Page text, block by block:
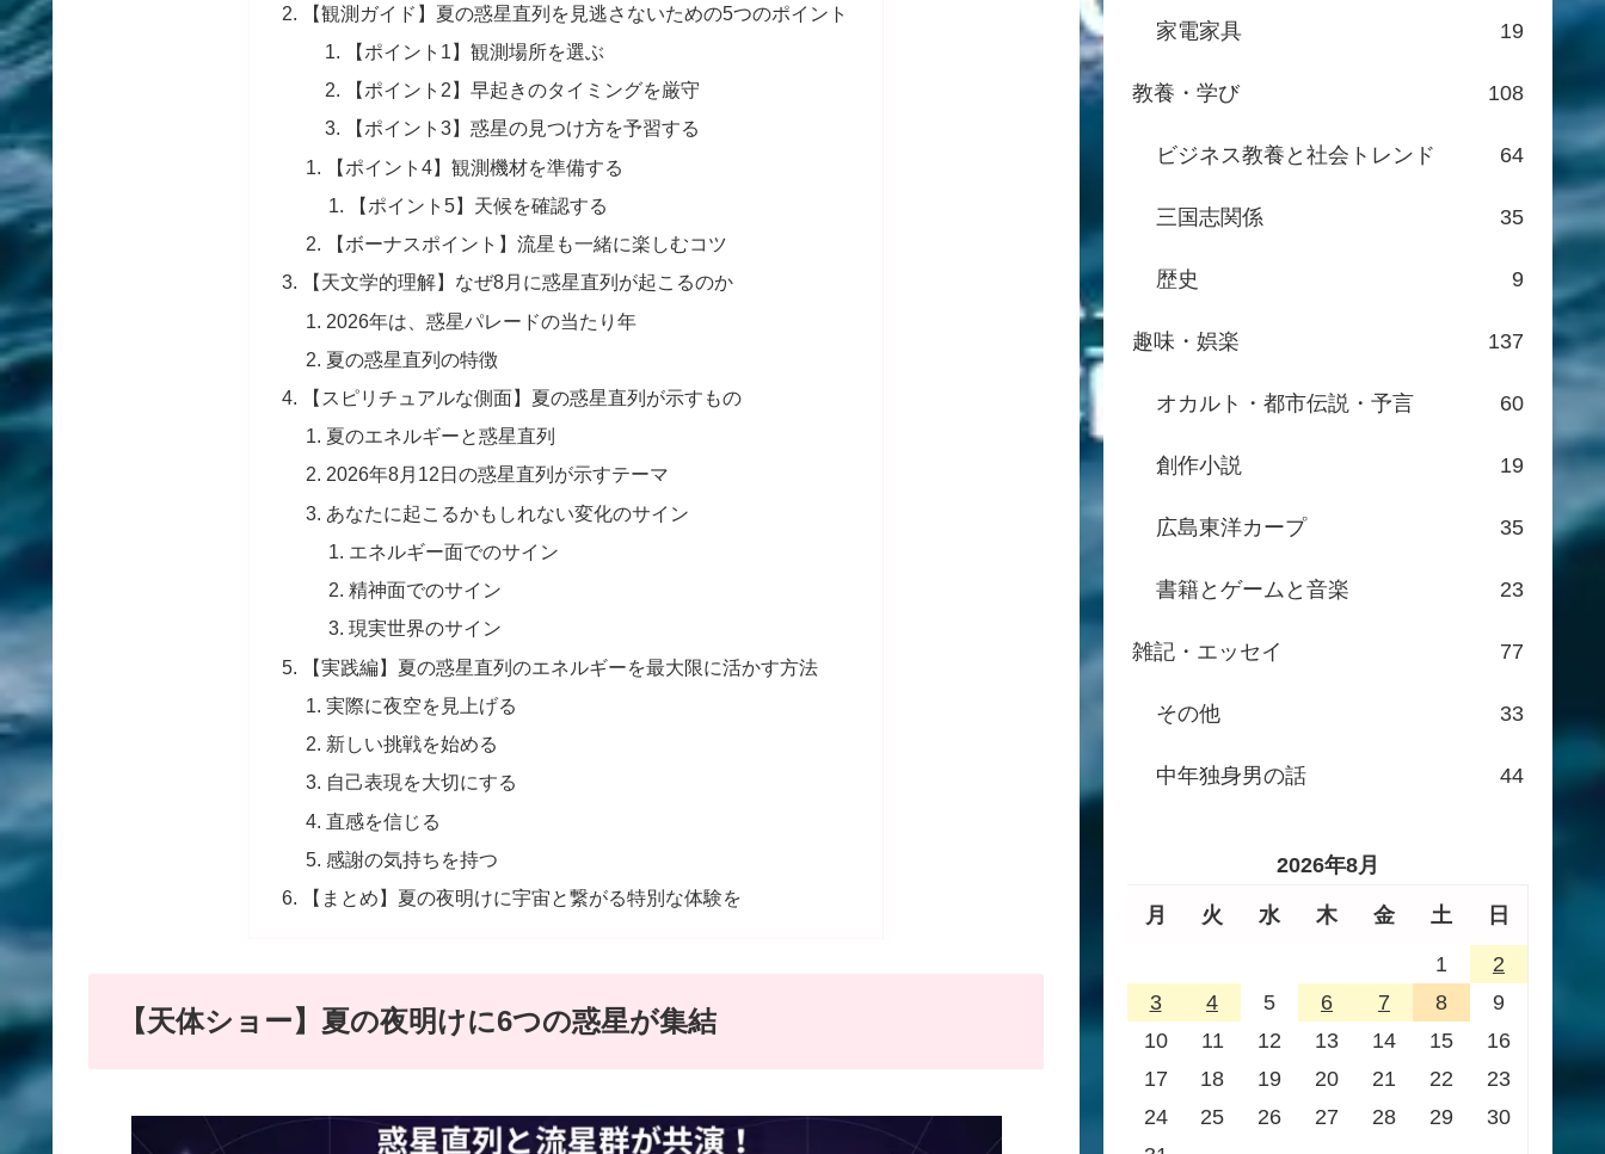
【観測ガイド】夏の惑星直列を見逃さないための5つのポイント
【ポイント1】観測場所を選ぶ
【ポイント2】早起きのタイミングを厳守
【ポイント3】惑星の見つけ方を予習する
【ポイント4】観測機材を準備する
【ポイント5】天候を確認する
【ボーナスポイント】流星も一緒に楽しむコツ
【天文学的理解】なぜ8月に惑星直列が起こるのか
2026年は、惑星パレードの当たり年
夏の惑星直列の特徴
【スピリチュアルな側面】夏の惑星直列が示すもの
夏のエネルギーと惑星直列
2026年8月12日の惑星直列が示すテーマ
あなたに起こるかもしれない変化のサイン
エネルギー面でのサイン
精神面でのサイン
現実世界のサイン
【実践編】夏の惑星直列のエネルギーを最大限に活かす方法
実際に夜空を見上げる
新しい挑戦を始める
自己表現を大切にする
直感を信じる
感謝の気持ちを持つ
【まとめ】夏の夜明けに宇宙と繋がる特別な体験を
【天体ショー】夏の夜明けに6つの惑星が集結
家電家具 19
教養・学び 108
ビジネス教養と社会トレンド 64
三国志関係 35
歴史 9
趣味・娯楽 137
オカルト・都市伝説・予言 60
創作小説 19
広島東洋カープ 35
書籍とゲームと音楽 23
雑記・エッセイ 77
その他 33
中年独身男の話 44
2026年8月
月 火 水 木 金 土 日
1
2
3
4 5 6 7 8
9
10
11 12 13 14 15
16
17
18 19 20 21 22
23
24
25 26 27 28 29
30